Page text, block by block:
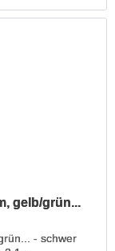
gelb/grün...
- schwer